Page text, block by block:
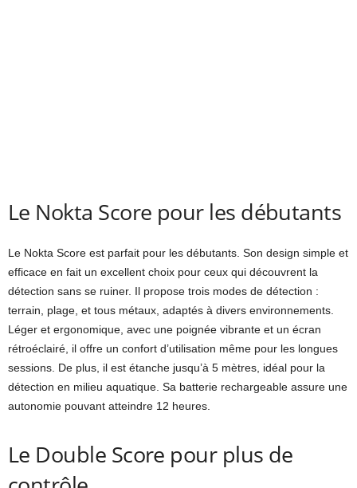
Le Nokta Score pour les débutants
Le Nokta Score est parfait pour les débutants. Son design simple et
efficace en fait un excellent choix pour ceux qui découvrent la
détection sans se ruiner. Il propose trois modes de détection :
terrain, plage, et tous métaux, adaptés à divers environnements.
Léger et ergonomique, avec une poignée vibrante et un écran
rétroéclairé, il offre un confort d’utilisation même pour les longues
sessions. De plus, il est étanche jusqu’à 5 mètres, idéal pour la
détection en milieu aquatique. Sa batterie rechargeable assure une
autonomie pouvant atteindre 12 heures.
Le Double Score pour plus de